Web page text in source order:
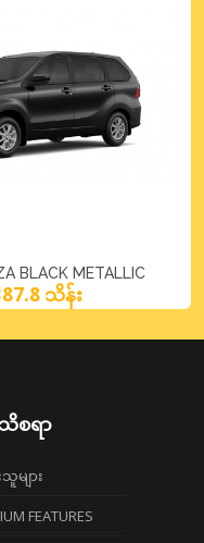
BLACK METALLIC
သိန်း
သိစရာ
များ
FEATURES